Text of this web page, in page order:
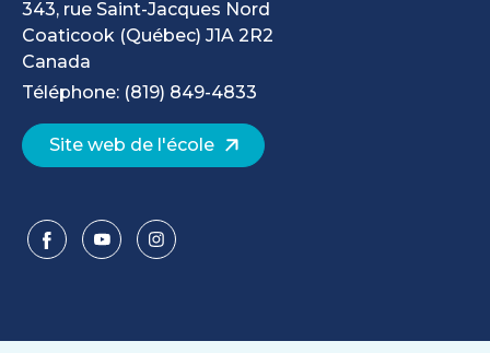
343, rue Saint-Jacques Nord
Coaticook (Québec) J1A 2R2
Canada
Téléphone: (819) 849-4833
Site web de l'école